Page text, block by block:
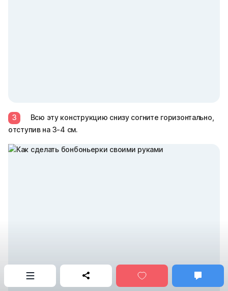
3
Всю эту конструкцию снизу согните горизонтально,
отступив на 3-4 см.